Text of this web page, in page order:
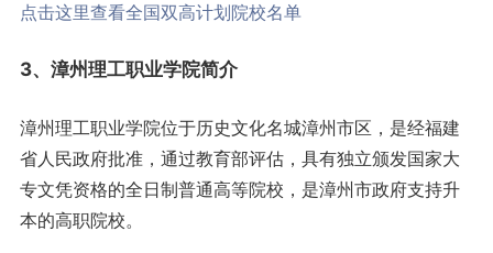
点击这里查看全国双高计划院校名单
3、漳州理工职业学院简介
漳州理工职业学院位于历史文化名城漳州市区，是经福建
省人民政府批准，通过教育部评估，具有独立颁发国家大
专文凭资格的全日制普通高等院校，是漳州市政府支持升
本的高职院校。